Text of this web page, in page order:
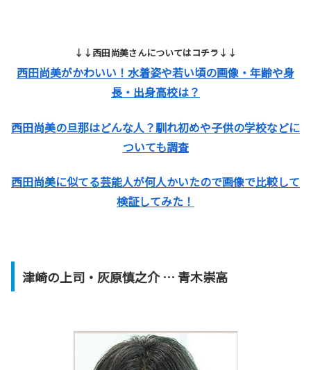
↓↓西田尚美さんについてはコチラ↓↓
西田尚美がかわいい！水着姿や若い頃の画像・年齢や身
長・出身高校は？
西田尚美の旦那はどんな人？馴れ初めや子供の学校などに
ついても調査
西田尚美に似てる芸能人が何人かいたので画像で比較して
検証してみた！
津崎の上司・灰原慎之介 … 青木崇高